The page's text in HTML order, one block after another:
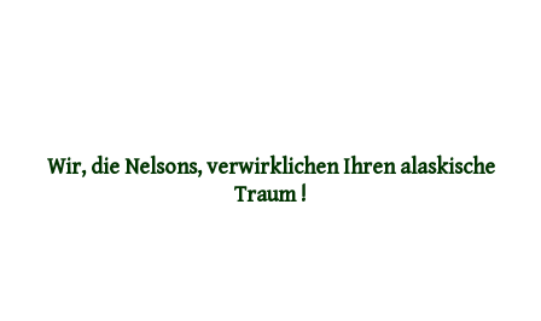
Wir, die Nelsons, verwirklichen Ihren alaskische
Traum !